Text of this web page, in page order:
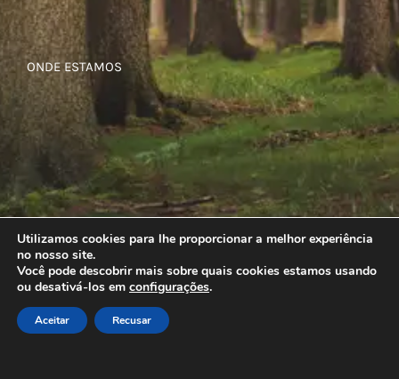
ONDE ESTAMOS
Utilizamos cookies para lhe proporcionar a melhor experiência
no nosso site.
Você pode descobrir mais sobre quais cookies estamos usando
ou desativá-los em configurações.
Aceitar Recusar